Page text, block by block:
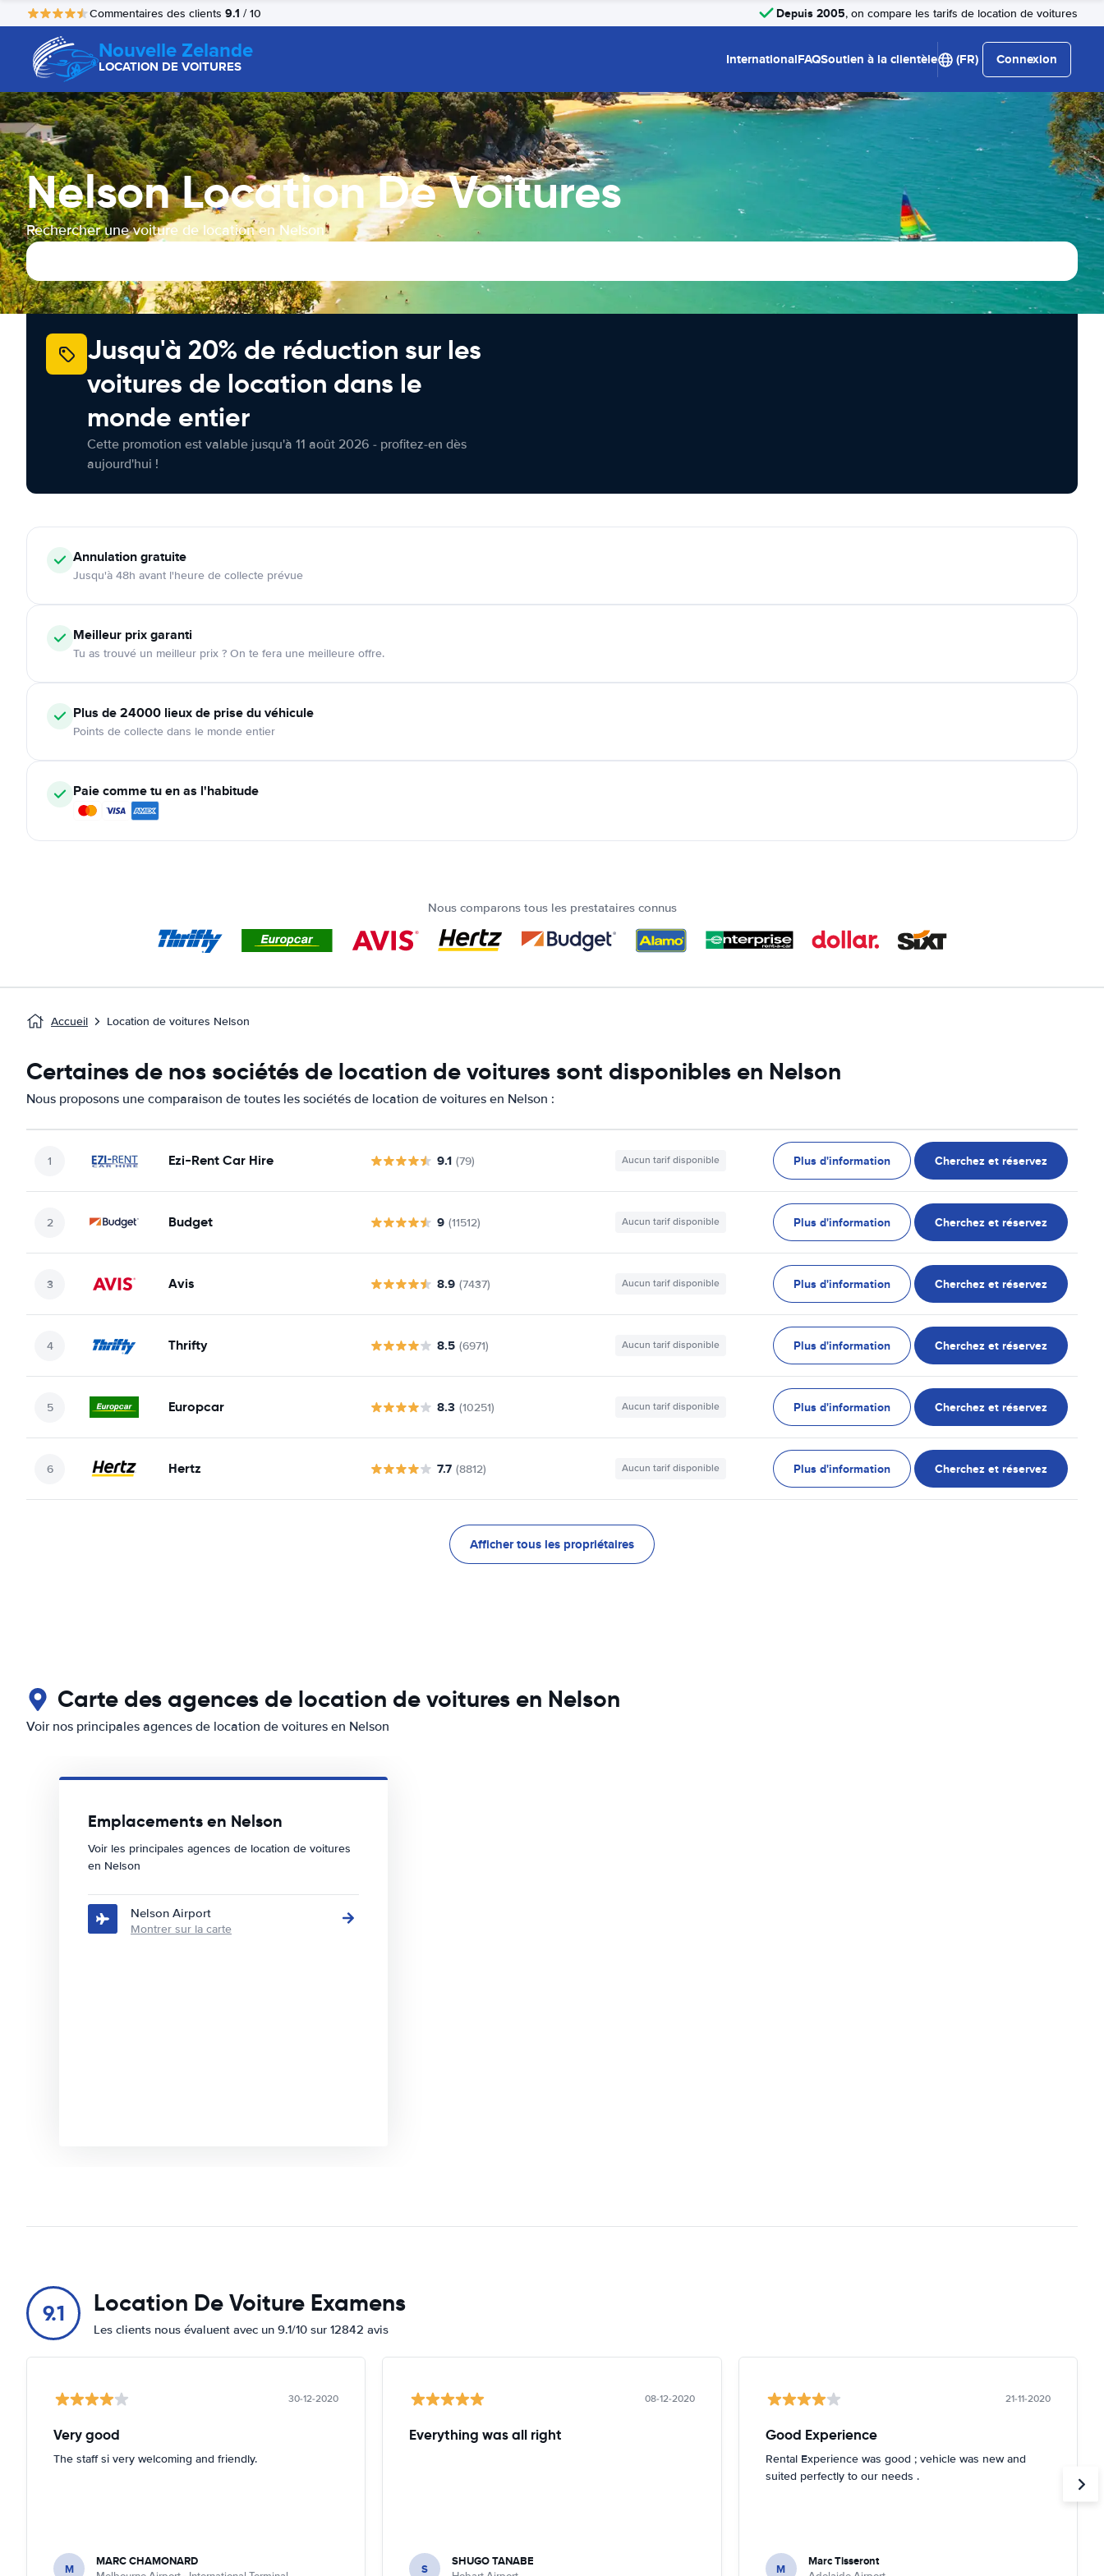
Commentaires des clients 9.1 / 10 Depuis 2005, on compare les tarifs de location de voitures
Nouvelle Zelande
LOCATION DE VOITURES InternationalFAQSoutien à la clientèle (FR) Connexion
Nelson Location De Voitures
Rechercher une voiture de location en Nelson
Jusqu'à 20% de réduction sur les
voitures de location dans le
monde entier
Cette promotion est valable jusqu'à 11 août 2026 - profitez-en dès
aujourd'hui !
Annulationgratuite
Jusqu'à 48h avant l'heure de collecte prévue
Meilleur prix garanti
Tu as trouvé un meilleur prix ? On te fera une meilleure offre.
Plus de 24000 lieux de prise du véhicule
Points de collecte dans le monde entier
Paie comme tu en as l'habitude
Nous comparons tous les prestataires connus
Accueil Location de voitures Nelson
Certaines de nos sociétés de location de voitures sont disponibles en Nelson
Nous proposons une comparaison de toutes les sociétés de location de voitures en Nelson :
Ezi-Rent Car Hire 9.1 (79) Aucun tarif disponible Plus d'information Cherchez et réservez
Budget 9 (11512) Aucun tarif disponible Plus d'information Cherchez et réservez
Avis 8.9 (7437) Aucun tarif disponible Plus d'information Cherchez et réservez
Thrifty 8.5 (6971) Aucun tarif disponible Plus d'information Cherchez et réservez
Europcar 8.3 (10251) Aucun tarif disponible Plus d'information Cherchez et réservez
Hertz 7.7 (8812) Aucun tarif disponible Plus d'information Cherchez et réservez
Afficher tous les propriétaires
Carte des agences de location de voitures en Nelson
Voir nos principales agences de location de voitures en Nelson
Emplacements en Nelson
Voir les principales agences de location de voitures
en Nelson
Nelson Airport
Montrer sur la carte
9.1 Location De Voiture Examens
Les clients nous évaluent avec un 9.1/10 sur 12842 avis
30-12-2020
Very good
The staff si very welcoming and friendly.
M MARC CHAMONARD
08-12-2020
Everything was all right
S SHUGO TANABE
21-11-2020
Good Experience
Rental Experience was good ; vehicle was new and
suited perfectly to our needs .
M Marc Tisseront